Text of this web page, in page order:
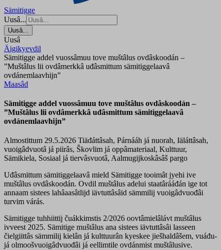
Sämitigge
Uusâ...
Uusâ...
Uusâ
Äigikyevdil
Sämitigge addel vuossâmuu tove muštâlus ovdâskoodán –
”Muštâlus lii ovdâmerkkâ uđâsmittum sämitiggelaavâ
ovdánemlaavhijn”
Maasâd
Sämitigge addel vuossâmuu tove muštâlus ovdâskoodán –
”Muštâlus lii ovdâmerkkâ uđâsmittum sämitiggelaavâ
ovdánemlaavhijn”
Almostittum 29.5.2026 Tiäđáttâsah, Párnááh já nuorah, Iäláttâsah,
vuoigâdvuotâ já piirâs, Škovlim já oppâmateriaal, Kulttuur,
Sämikiela, Sosiaal já tiervâsvuotâ, Aalmugijkoskâsâš pargo
Uđâsmittum sämitiggelaavâ mield Sämitigge tooimât jyehi ive
muštâlus ovdâskoodán. Ovdil muštâlus adelui staatârááđán ige tot
annaam sistees lahâaasâtlijd iävtuttâsâid sämmilij vuoigâdvuođâi
turvim várás.
Sämitigge tuhhiittij čuákkimstis 2/2026 oovtâmielâlávt muštâlus
ivveest 2025. Sämitige muštâlus ana sistees iävtuttâsâi lasseen
čielgiittâs sämmilij kielân já kulttuurân kyeskee jiešhaldâšem, vuáđu-
já olmoošvuoigâdvuođâi já eellimtile ovdánmist muštâlusive.